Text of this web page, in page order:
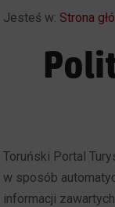
Jesteś w: Strona
Toruński Portal
w sposób
informacji